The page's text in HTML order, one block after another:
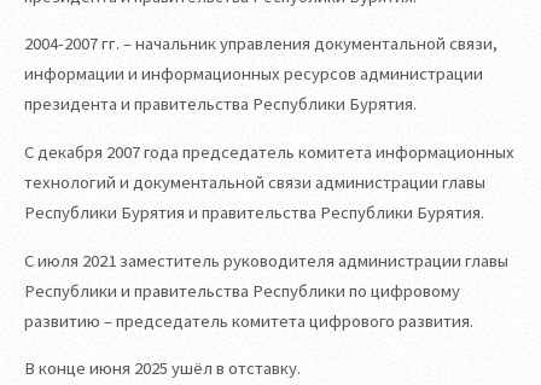
2004-2007 гг. – начальник управления документальной связи,
информации и информационных ресурсов администрации
президента и правительства Республики Бурятия.
С декабря 2007 года председатель комитета информационных
технологий и документальной связи администрации главы
Республики Бурятия и правительства Республики Бурятия.
С июля 2021 заместитель руководителя администрации главы
Республики и правительства Республики по цифровому
развитию – председатель комитета цифрового развития.
В конце июня 2025 ушёл в отставку.